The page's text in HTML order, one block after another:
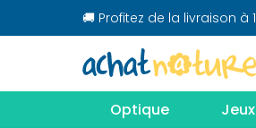
🚚 Profitez de la livraison
Optique Jeux